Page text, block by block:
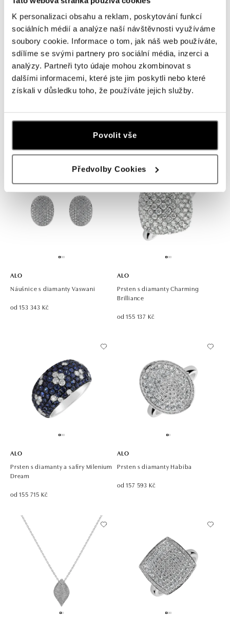
K personalizaci obsahu a reklam, poskytování funkcí
sociálních médií a analýze naší návštěvnosti využíváme
soubory cookie. Informace o tom, jak náš web používáte,
sdílíme se svými partnery pro sociální média, inzerci a
analýzy. Partneři tyto údaje mohou zkombinovat s
dalšími informacemi, které jste jim poskytli nebo které
získali v důsledku toho, že používáte jejich služby.
Povolit vše
Předvolby Cookies
Prsten s diamanty Tamanna
Prsten s diamanty Jazzlyn
od 146 320 Kč
ALO
Náušnice s diamanty Vaswani
od 153 343 Kč
ALO
Prsten s diamanty Charming
Brilliance
od 155 137 Kč
ALO
Prsten s diamanty a safíry Milenium
Dream
od 155 715 Kč
ALO
Prsten s diamanty Habiba
od 157 593 Kč